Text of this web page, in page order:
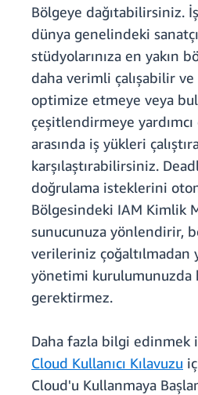
Bölgeye dağıtabilirsiniz.
dünya genelindeki
stüdyolarınıza en yakın
daha verimli çalışabilir
optimize etmeye veya
çeşitlendirmeye
arasında iş yükleri
karşılaştırabilirsiniz.
doğrulama isteklerini
Bölgesindeki IAM Kimlik
sunucunuza yönlendirir,
verileriniz çoğaltılmadan
yönetimi
gerektirmez.
Daha fazla bilgi edinmek
Cloud Kullanıcı Kılavuzu
Cloud'u Kullanmaya